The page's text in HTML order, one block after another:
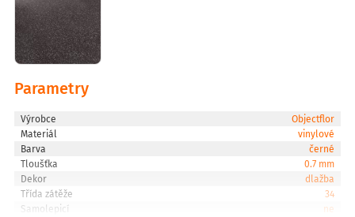
Parametry
Výrobce
Objectflor
Materiál
vinylové
Barva
černé
Tloušťka
0.7 mm
Dekor
dlažba
Třída zátěže
34
Samolepicí
ne